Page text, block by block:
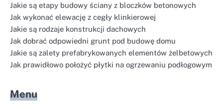
Jakie są etapy budowy ściany z bloczków betonowych
Jak wykonać elewację z cegły klinkierowej
Jakie są rodzaje konstrukcji dachowych
Jak dobrać odpowiedni grunt pod budowę domu
Jakie są zalety prefabrykowanych elementów żelbetowych
Jak prawidłowo położyć płytki na ogrzewaniu podłogowym
Menu